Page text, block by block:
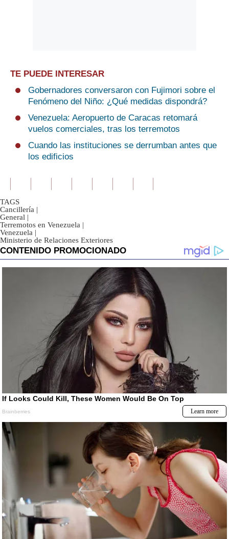
TE PUEDE INTERESAR
Gobernadores conversaron con Fujimori sobre el
Fenómeno del Niño: ¿Qué medidas dispondrá?
Venezuela: Aeropuerto de Caracas retomará
vuelos comerciales, tras los terremotos
Cuando las instituciones se derrumban antes que
los edificios
TAGS
Cancillería |
General |
Terremotos en Venezuela |
Venezuela |
Ministerio de Relaciones Exteriores